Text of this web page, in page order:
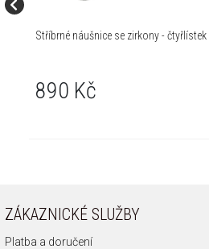
Stříbrné náušnice se zirkony - čtyřlístek
890 Kč
ZÁKAZNICKÉ SLUŽBY
Platba a doručení